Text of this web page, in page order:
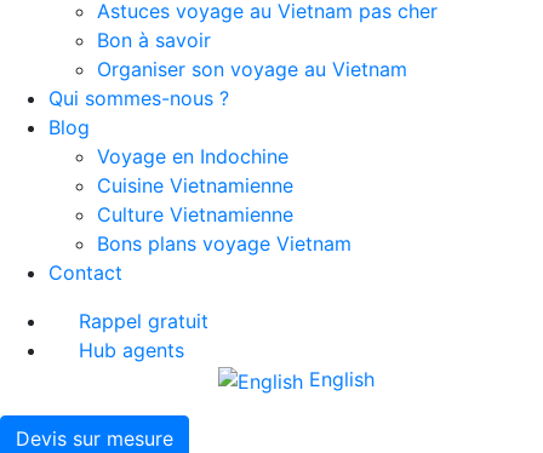
Astuces voyage au Vietnam pas cher
Bon à savoir
Organiser son voyage au Vietnam
Qui sommes-nous ?
Blog
Voyage en Indochine
Cuisine Vietnamienne
Culture Vietnamienne
Bons plans voyage Vietnam
Contact
Rappel gratuit
Hub agents
English
Devis sur mesure